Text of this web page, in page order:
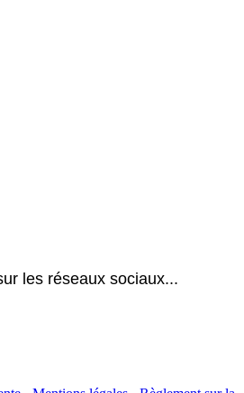
les réseaux sociaux...